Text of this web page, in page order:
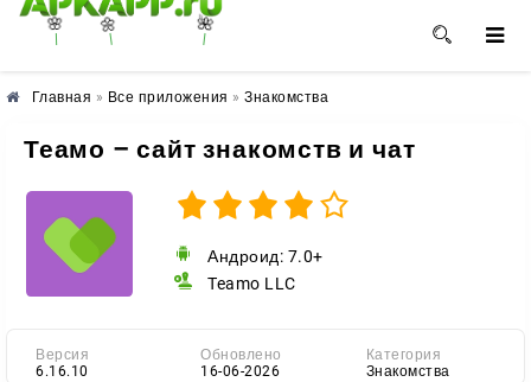
🌸 🌼 🌺
Главная » Все приложения » Знакомства
Теамо – сайт знакомств и чат
Андроид: 7.0+
Teamo LLC
Версия
6.16.10
Обновлено
16-06-2026
Категория
Знакомства